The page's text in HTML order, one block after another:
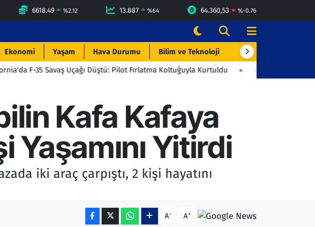
6618.49 %2.12 13.887 %64 64.360,53 %-0.76
Ekonomi Yaşam Hava Durumu Bilim ve Teknoloji Çevre & Doğa
Savaş Uçağı Düştü: Pilot Fırlatma Koltuğuyla Kurtuldu 23:06 Beşiktaş'tan
Kafa Kafaya
Yaşamını Yitirdi
iki araç çarpıştı, 2 kişi hayatını
A- A+